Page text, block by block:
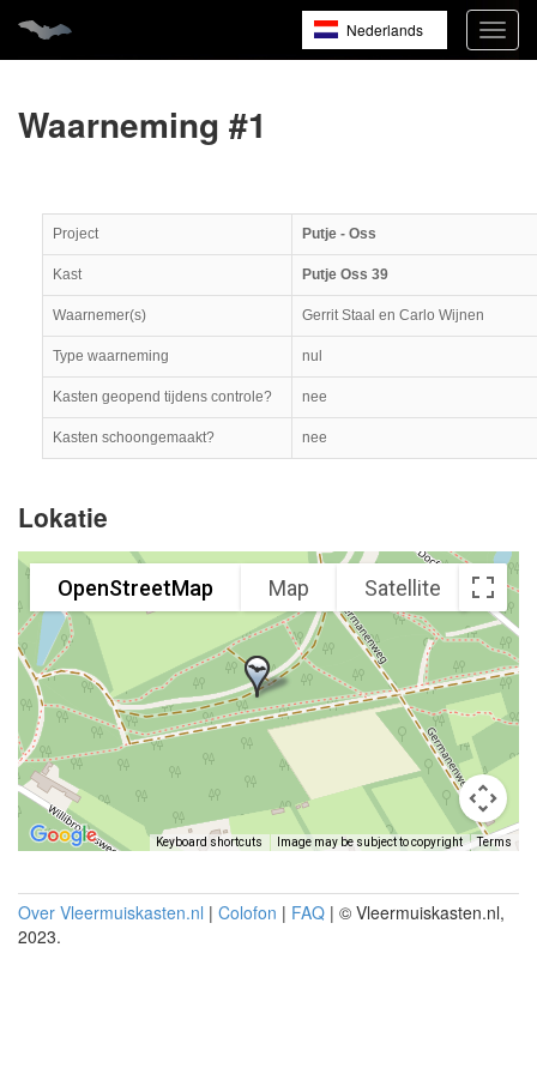
Nederlands
Waarneming #1
Project Putje - Oss
Kast Putje Oss 39
Waarnemer(s) Gerrit Staal en Carlo Wijnen
Type waarneming nul
Kasten geopend tijdens controle? nee
Kasten schoongemaakt? nee
Lokatie
OpenStreetMap Map Satellite
Keyboard shortcuts Image may be subject to copyright Terms
Over Vleermuiskasten.nl | Colofon | FAQ | © Vleermuiskasten.nl,
2023.